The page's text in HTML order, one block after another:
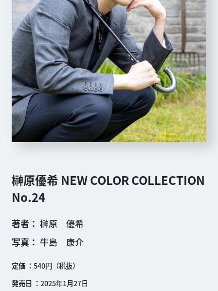
榊原優希 NEW COLOR COLLECTION
No.24
著者
榊原 優希
写真
牛島 康介
定価
540円（税抜）
発売日
2025年1月27日